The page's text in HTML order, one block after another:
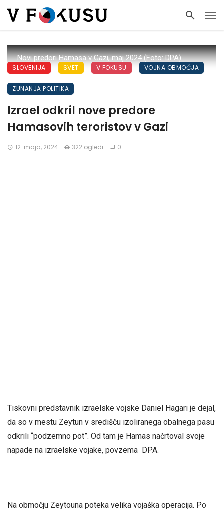
Novi predori Hamasa v Gazi, maj 2024 (Foto: DPA)
SLOVENIJA SVET V FOKUSU VOJNA OBMOČJA
ZUNANJA POLITIKA
Izrael odkril nove predore
Hamasovih teroristov v Gazi
12. maja, 2024 322 ogledi 0
Tiskovni predstavnik izraelske vojske Daniel Hagari je dejal,
da so v mestu Zeytun v središču izoliranega obalnega pasu
odkrili “podzemno pot”. Od tam je Hamas načrtoval svoje
napade na izraelske vojake, povzema DPA.
Na območju Zeytouna poteka velika vojaška operacija. Po